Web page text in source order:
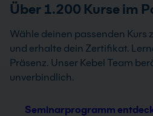
Über 1.200 Kurse im
Wähle deinen passenden Kurs
und erhalte dein Zertifikat.
Präsenz. Unser Kebel Team
unverbindlich.
Seminarprogramm